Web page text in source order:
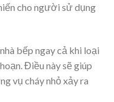
cho người sử dụng
bếp ngay cả khi loại
Điều này sẽ giúp
vụ cháy nhỏ xảy ra